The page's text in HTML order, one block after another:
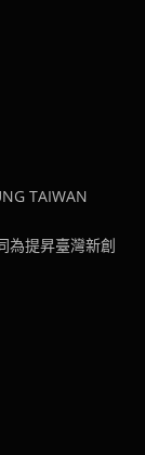
TAIWAN
為提昇臺灣新創